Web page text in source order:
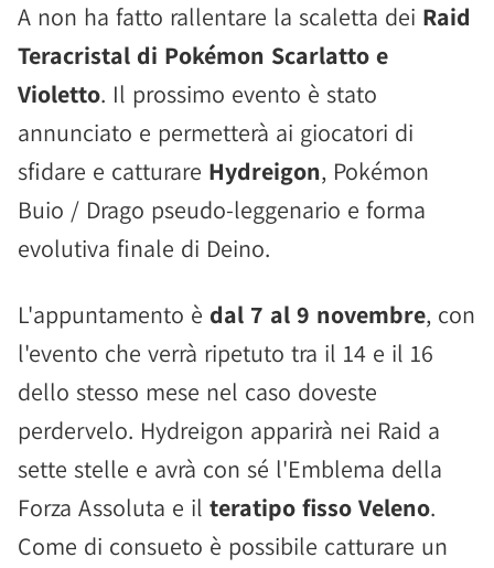
A non ha fatto rallentare la scaletta dei Raid
Teracristal di Pokémon Scarlatto e
Violetto. Il prossimo evento è stato
annunciato e permetterà ai giocatori di
sfidare e catturare Hydreigon, Pokémon
Buio / Drago pseudo-leggenario e forma
evolutiva finale di Deino.
L'appuntamento è dal 7 al 9 novembre, con
l'evento che verrà ripetuto tra il 14 e il 16
dello stesso mese nel caso doveste
perdervelo. Hydreigon apparirà nei Raid a
sette stelle e avrà con sé l'Emblema della
Forza Assoluta e il teratipo fisso Veleno.
Come di consueto è possibile catturare un